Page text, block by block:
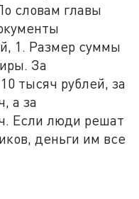
словам главы
1. Размер суммы
За
тысяч рублей, за
а за
Если люди решат
деньги им все